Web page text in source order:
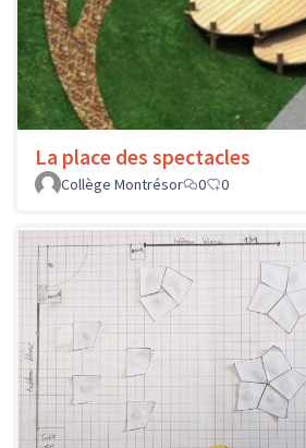
La place des spectacles
Collège Montrésor
0 0